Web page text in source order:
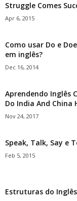
Struggle Comes
Apr 6, 2015
Como usar Do e
em inglês?
Dec 16, 2014
Aprendendo Inglês
Do India And China
Nov 24, 2017
Speak, Talk, Say e
Feb 5, 2015
Estruturas do